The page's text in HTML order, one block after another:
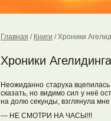
Главная / Книги /Хроники
Хроники
Неожиданно старуха
сказать, но видимо сил у неё
на долю секунды, взглянула
— НЕ СМОТРИ НА ЧАСЫ!!!